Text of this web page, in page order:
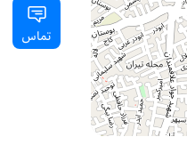
تماس